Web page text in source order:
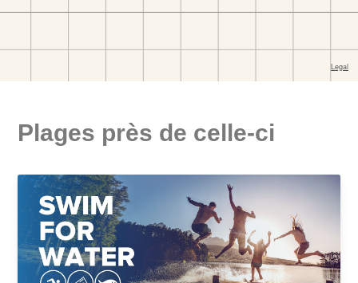
Plages près de celle-ci